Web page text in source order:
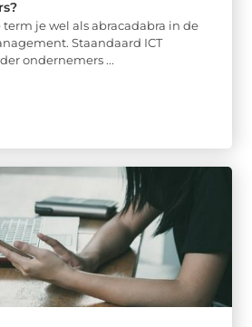
je wel als abracadabra in de
Staandaard ICT
ondernemers ...